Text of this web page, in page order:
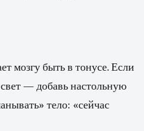
мозгу быть в тонусе. Если
— добавь настольную
тело: «сейчас